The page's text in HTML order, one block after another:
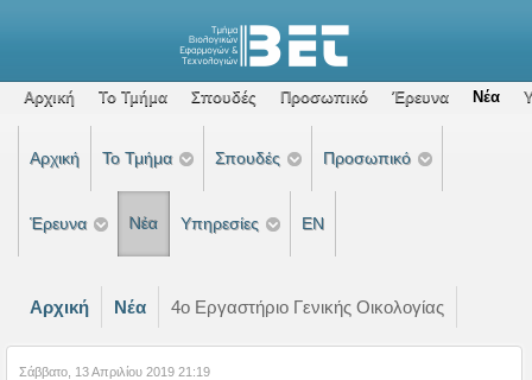
Αρχική Το Τμήμα Σπουδές Προσωπικό Έρευνα Νέα
Αρχική Το Τμήμα Σπουδές Προσωπικό
Έρευνα Νέα Υπηρεσίες EN
Αρχική Νέα 4ο Εργαστήριο Γενικής Οικολογίας
Σάββατο, 13 Απριλίου 2019 21:19